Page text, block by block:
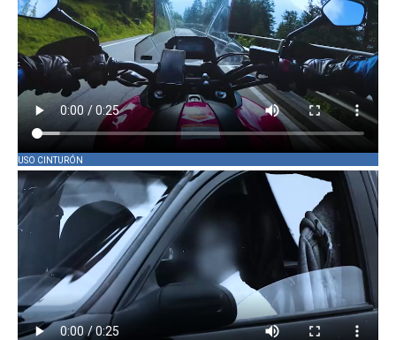
USO CINTURÓN